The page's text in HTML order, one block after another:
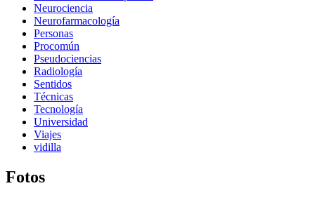
Neurociencia
Neurofarmacología
Personas
Procomún
Pseudociencias
Radiología
Sentidos
Técnicas
Tecnología
Universidad
Viajes
vidilla
Fotos